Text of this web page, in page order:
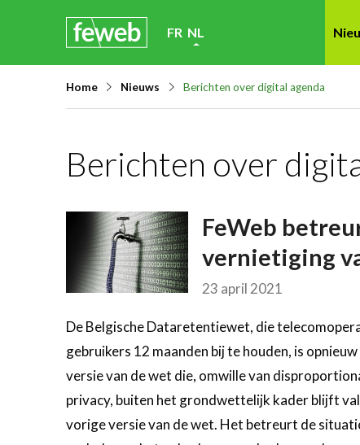
FR NL
Home Nieuws Berichten over digital agenda
Berichten over
FeWeb
vernietiging
23 april 2021
De Belgische Dataretentiewet, die
gebruikers 12 maanden bij te houden, is
versie van de wet die, omwille van
privacy, buiten het grondwettelijk kader blijft
vorige versie van de wet. Het betreurt de